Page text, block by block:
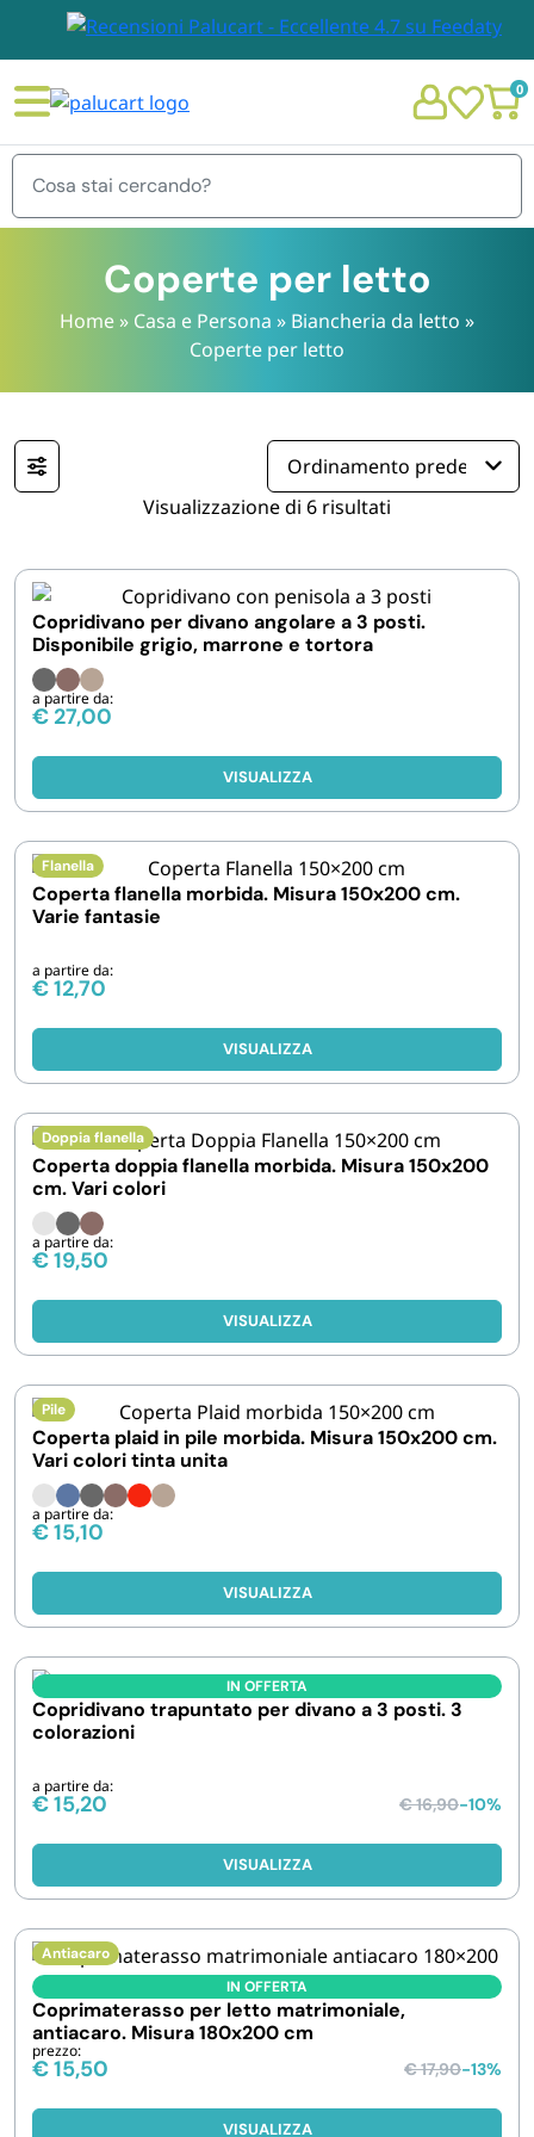
0
STOVIGLIE E TOVAGLIOLI
IMBALLAGGIO E CANCELLERIA
IGIENE E PULIZIA
CASA E PERSONA
FERRAMENTA E LINEA AUTO
PERSONA E MEDICALI
AVVOLGENTI E CONTENITORI ALIMENTARI
FORNITURE SETTORE HO.RE.CA
BIODEGRADABILE
Personalizzazione Monouso
Coperte per letto
Home » Casa e Persona » Biancheria da letto »
Coperte per letto
Visualizzazione di 6 risultati
Copridivano per divano angolare a 3 posti.
Disponibile grigio, marrone e tortora
a partire da:
€ 27,00
VISUALIZZA
Flanella
Coperta flanella morbida. Misura 150x200 cm.
Varie fantasie
a partire da:
€12,70
VISUALIZZA
Doppia flanella
Coperta doppia flanella morbida. Misura 150x200
cm. Vari colori
a partire da:
€19,50
VISUALIZZA
Pile
Coperta plaid in pile morbida. Misura 150x200 cm.
Vari colori tinta unita
a partire da:
€15,10
VISUALIZZA
IN OFFERTA
Copridivano trapuntato per divano a 3 posti. 3
colorazioni
a partire da:
€15,20 €16,90-10%
VISUALIZZA
IN OFFERTA
Antiacaro
Coprimaterasso per letto matrimoniale,
antiacaro. Misura 180x200 cm
prezzo:
€15,50 €17,90-13%
VISUALIZZA